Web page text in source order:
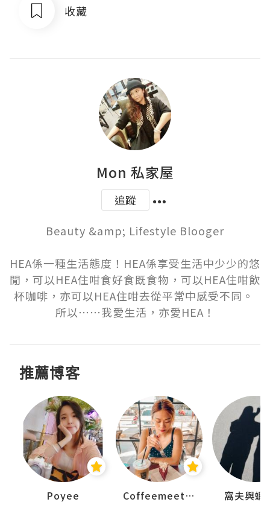
收藏
Mon 私家屋
追蹤
Beauty &amp; Lifestyle Blooger
HEA係一種生活態度！HEA係享受生活中少少的悠
閒，可以HEA住咁食好食既食物，可以HEA住咁飲
杯咖啡，亦可以HEA住咁去從平常中感受不同。
所以⋯⋯我愛生活，亦愛HEA！
推薦博客
Poyee Coffeemeetjojo 窩夫與蝦